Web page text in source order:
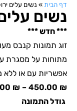
דף הבית » נשים עלים
נשים
*** חדש ***
זוג תמונות קנבס
מתוחות על מסגרת
אפשריות עם או ללא
450.00 ₪
–
₪
גודל התמונה